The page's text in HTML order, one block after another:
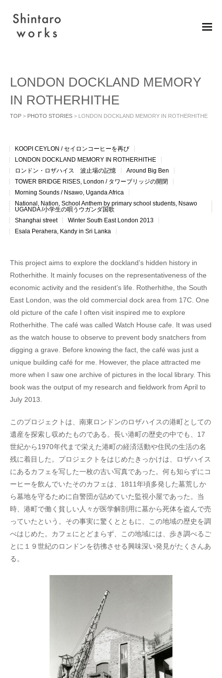
LONDON DOCKLAND MEMORY
IN ROTHERHITHE
TOP > PHOTO STORIES > LONDON DOCKLAND MEMORY IN ROTHERHITHE
KOOPI CEYLON / セイロンコーヒーを再び
LONDON DOCKLAND MEMORY IN ROTHERHITHE
ロンドン・ロザハイス 波止場の記憶
Around Big Ben
TOWER BRIDGE RISES, London / タワーブリッジの開閉
Morning Sounds / Nsawo, Uganda Africa
National, Nation, School Anthem by primary school students, Nsawo
UGANDA /小学生の唄うウガンダ国歌
Shanghai street
Winter South East London 2013
Esala Perahera, Kandy in Sri Lanka
This project aims to explore the dockland’s hidden history in
Rotherhithe. It mainly focuses on the representativeness of the
economic activity and the resident’s life. Rotherhithe, the South
East London, was the old commercial dock area from 17C. One
old picture of the cafe I often visit inspired me to explore
Rotherhithe. The café was called Watch House cafe. It was used
as the watch house to observe to prevent body snatchers from
digging a grave. Before knowing the fact, the café was just a
unique building café for me. However, the place attracted me
more when I saw one archive of pictures in the local library. This
book was the output of my research and fieldwork from April to
July 2013.
このプロジェクトは、南東ロンドンのロザハイスの港町としての
遺産を探索し収めたものである。長い港町の歴史の中でも、17
世紀から1970年代まで栄えた港町の経済活動や住民の生活の名
残に着目した。プロジェクトをはじめたきっかけは、ロザハイス
にあるカフェを写した一枚の古い写真であった。何も知らずにコ
ーヒーを飲んでいたそのカフェは、1811年頃多発した墓荒しか
ら墓地を守るために自警団が詰めていた監視小屋であった。当
時、港町で働く貧しい人々が医学解剖用に墓から死体を盗んで売
っていたという。その事実に驚くとともに、この地域の歴史を調
べはじめた。カフェにとどまらず、この地域には、歩き調べるご
とに１９世紀のロンドンを彷彿させる興味深い発見がたくさんあ
る。